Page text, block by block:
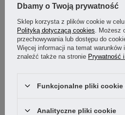
Dbamy o Twoją prywatność
Sklep korzysta z plików cookie w
Polityką dotyczącą cookies . Możesz
przechowywania lub dostępu do
Więcej informacji na temat warunków
znaleźć także na stronie Prywatność
Funkcjonalne pliki cookie
Analityczne pliki cookie